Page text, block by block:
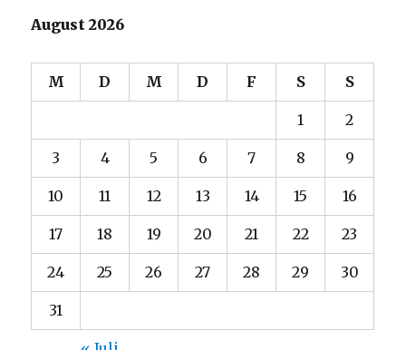
August 2026
M D M D F S S
1 2
3 4 5 6 7 8 9
10 11 12 13 14 15 16
17 18 19 20 21 22 23
24 25 26 27 28 29 30
31